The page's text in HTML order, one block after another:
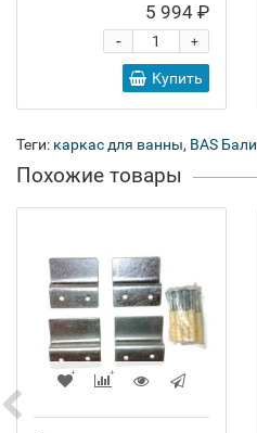
5 994 ₽
+
-
Купить
Теги: каркас для ванны, BAS Бали
Похожие товары